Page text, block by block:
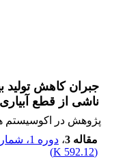
ناشی از قطع
پژوهش در اکوسیستم
مقاله 3
، دوره 1، شماره 3
(
592.12 K
)